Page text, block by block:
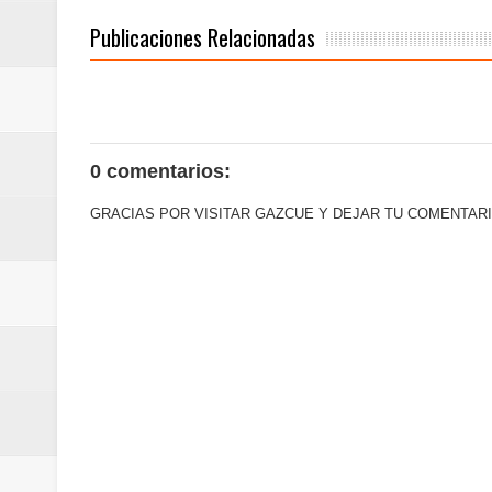
Publicaciones Relacionadas
0 comentarios:
GRACIAS POR VISITAR GAZCUE Y DEJAR TU